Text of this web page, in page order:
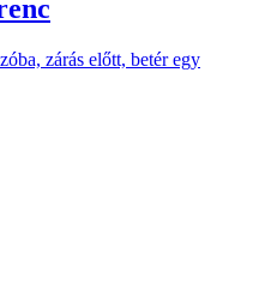
zárás előtt, betér egy